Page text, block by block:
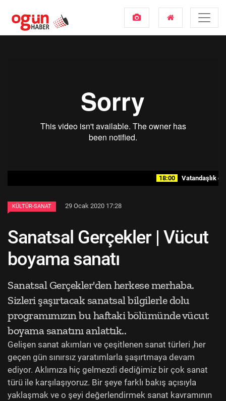
18:00 Vatandaşlık
KÜLTÜR-SANAT 29 Ocak 2020 17:28
Sanatsal Gerçekler | Vücut
boyama sanatı
Sanatsal Gerçekler'den herkese merhaba.
Sizleri şaşırtacak sanatsal bilgilerle dolu
programımızın bu haftaki bölümünde vücut
boyama sanatını anlattık..
Gelişen sanat akımları ve çeşitlenen sanat türleri ,her
geçen gün sınırsız yaratımlarla şaşırtmaya devam
ediyor. Aklımıza hiç gelmezdi dediğimiz bir çok sanat
türü ile karşılaşıyoruz. Bir şeye farklı bakış açısıyla
yaklaşmak ve o şeyi değerlendirmek sanat kavramının